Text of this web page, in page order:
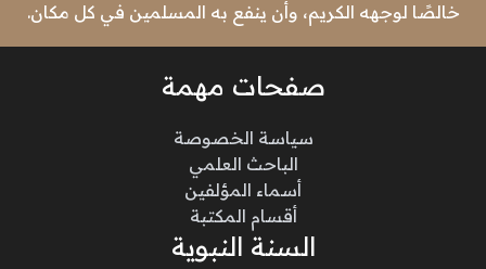
خالصًا لوجهه الكريم، وأن ينفع به المسلمين في كل مكان.
صفحات مهمة
سياسة الخصوصة
الباحث العلمي
أسماء المؤلفين
أقسام المكتبة
السنة النبوية